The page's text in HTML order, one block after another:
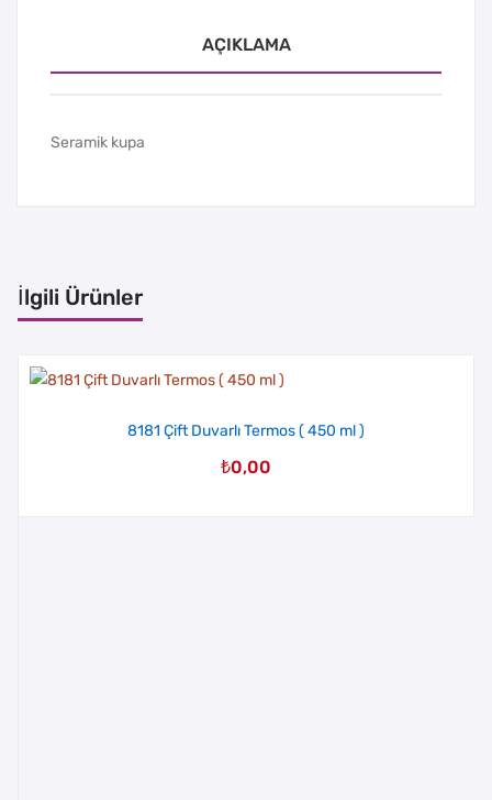
AÇIKLAMA
Seramik kupa
İlgili Ürünler
8181 Çift Duvarlı Termos ( 450 ml )
₺0,00